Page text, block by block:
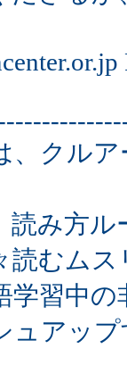
、クル
読み方
読むム
学習中
ュアッ